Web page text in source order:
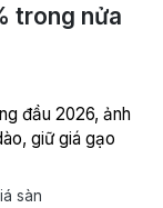
trong nửa
đầu 2026, ảnh
giữ giá gạo
sàn